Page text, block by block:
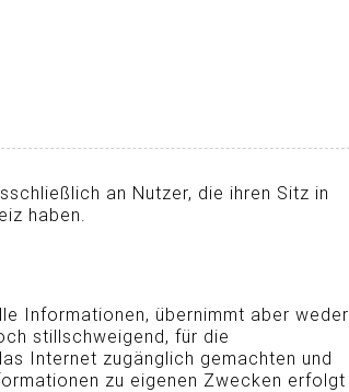
an Nutzer, die ihren Sitz in
haben.
Informationen, übernimmt aber weder
stillschweigend, für die
Internet zugänglich gemachten und
zu eigenen Zwecken erfolgt